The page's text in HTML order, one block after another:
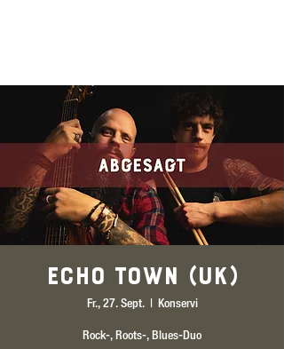
Echo Town (UK)
Fr., 27. Sept.
  |
Konservi
Rock-, Roots-, Blues-Duo